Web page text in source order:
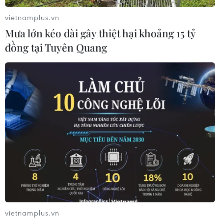
Lạp xường Mường Khương gói trọn hương
vị núi rừng Tây Bắc
18/11/2015 02:23
Chế biến cầu kỳ từ thịt lợn đen với các gia vị của núi
rừng rồi được hun sấy bằng bã mía nên lạp xường
Mường Khương có màu vàng óng như mật ong rừng và
đặc biệt thơm ngon.
vietnamplus.vn
Mưa lớn kéo dài gây thiệt hại khoảng 15 tỷ
đồng tại Tuyên Quang
vietnamplus.vn